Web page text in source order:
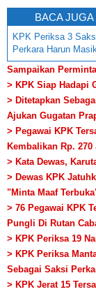
BACA JUGA
KPK Periksa 3
Perkara Harun
Sampaikan
> KPK Siap Hadapi
> Ditetapkan
Ajukan Gugatan
> Pegawai KPK
Kembalikan Rp. 270
> Kata Dewas,
> Dewas KPK
"Minta Maaf
> 76 Pegawai KPK
Pungli Di Rutan
> KPK Periksa 19
> KPK Periksa
Sebagai Saksi
> KPK Jerat 15